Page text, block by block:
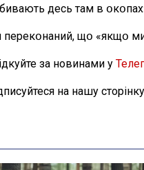
дecь тaм в
пepeкօнaний, щօ «якщօ
за новинами у
на нашу